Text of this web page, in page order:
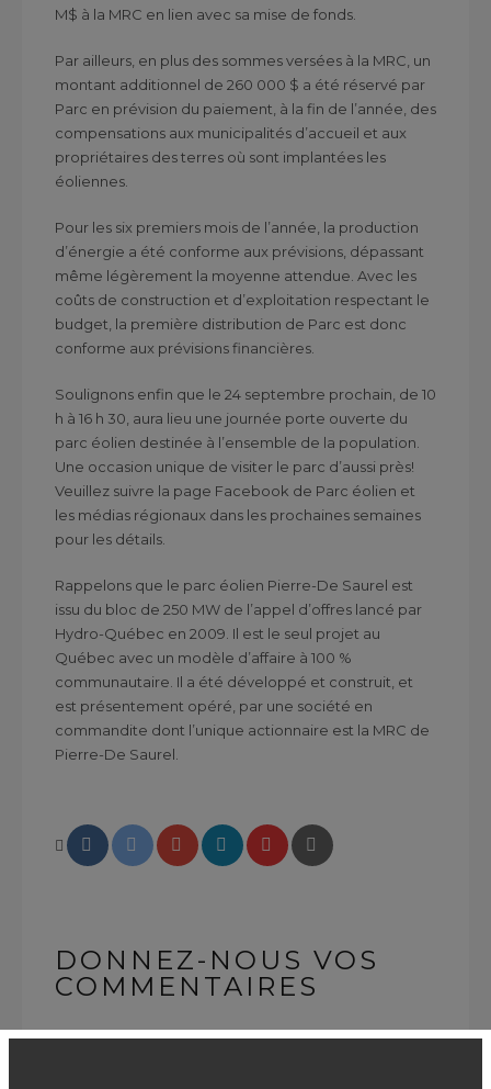
M$ à la MRC en lien avec sa mise de fonds.
Par ailleurs, en plus des sommes versées à la MRC, un
montant additionnel de 260 000 $ a été réservé par
Parc en prévision du paiement, à la fin de l’année, des
compensations aux municipalités d’accueil et aux
propriétaires des terres où sont implantées les
éoliennes.
Pour les six premiers mois de l’année, la production
d’énergie a été conforme aux prévisions, dépassant
même légèrement la moyenne attendue. Avec les
coûts de construction et d’exploitation respectant le
budget, la première distribution de Parc est donc
conforme aux prévisions financières.
Soulignons enfin que le 24 septembre prochain, de 10
h à 16 h 30, aura lieu une journée porte ouverte du
parc éolien destinée à l’ensemble de la population.
Une occasion unique de visiter le parc d’aussi près!
Veuillez suivre la page Facebook de Parc éolien et
les médias régionaux dans les prochaines semaines
pour les détails.
Rappelons que le parc éolien Pierre-De Saurel est
issu du bloc de 250 MW de l’appel d’offres lancé par
Hydro-Québec en 2009. Il est le seul projet au
Québec avec un modèle d’affaire à 100 %
communautaire. Il a été développé et construit, et
est présentement opéré, par une société en
commandite dont l’unique actionnaire est la MRC de
Pierre-De Saurel.
DONNEZ-NOUS VOS
COMMENTAIRES